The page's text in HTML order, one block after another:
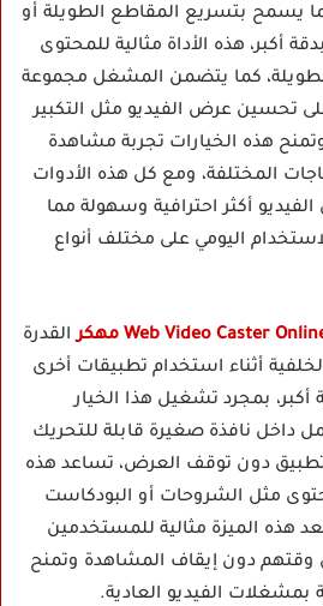
يسمح بتسريع المقاطع الطويلة أو
أكبر، هذه الأداة مثالية للمحتوى
كما يتضمن المشغل مجموعة
تحسين عرض الفيديو مثل التكبير
هذه الخيارات تجربة مشاهدة
المختلفة، ومع كل هذه الأدوات
أكثر احترافية وسهولة مما
اليومي على مختلف أنواع
القدرة
أثناء استخدام تطبيقات أخرى
بمجرد تشغيل هذا الخيار
داخل نافذة صغيرة قابلة للتحريك
دون توقف العرض، تساعد هذه
مثل الشروحات أو البودكاست
هذه الميزة مثالية للمستخدمين
وقتهم دون إيقاف المشاهدة وتمنح
بمشغلات الفيديو العادية.